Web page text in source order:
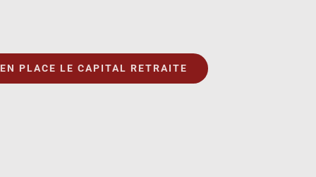
PLACE LE CAPITAL RETRAITE